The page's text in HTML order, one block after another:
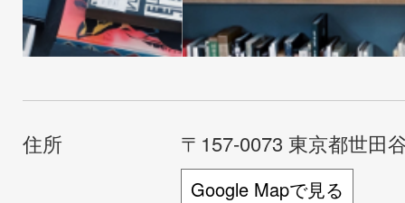
住所 〒157-0073 東京都世田
Google Mapで見る